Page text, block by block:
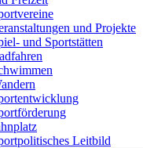
und Projekte
und Sportstätten
Leitbild